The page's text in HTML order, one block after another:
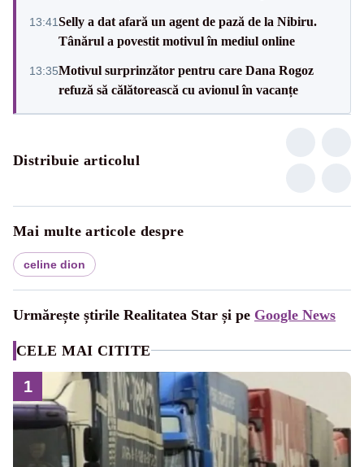
13:41Selly a dat afară un agent de pază de la Nibiru.
Tânărul a povestit motivul în mediul online
13:35Motivul surprinzător pentru care Dana Rogoz
refuză să călătorească cu avionul în vacanțe
Distribuie articolul
Mai multe articole despre
celine dion
Urmărește știrile Realitatea Star și pe Google News
CELE MAI CITITE
1